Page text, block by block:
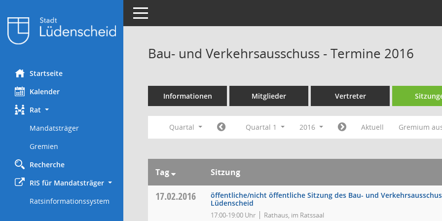
Startseite
Kalender
Rat
Mandatsträger
Gremien
Recherche
RIS für Mandatsträger
Ratsinformationssystem
Toggle navigation
Bau- und Verkehrsausschuss - Termine 2016
Informationen Mitglieder Vertreter
Quartal Quartal 1 2016 Aktuell Gremium
Tag Sitzung
17.02.2016
öffentliche/nicht öffentliche Sitzung des Bau- und
Lüdenscheid
17:00-19:00 Uhr Rathaus, im Ratssaal